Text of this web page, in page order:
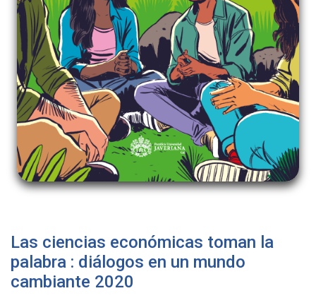
Las ciencias económicas toman la
palabra : diálogos en un mundo
cambiante 2020